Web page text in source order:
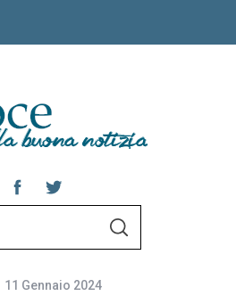
S
11 Gennaio 2024